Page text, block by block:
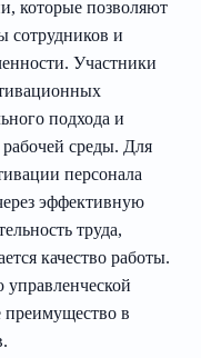
которые позволяют
сотрудников и
Участники
подхода и
среды. Для
персонала
эффективную
труда,
качество работы.
управленческой
преимущество в